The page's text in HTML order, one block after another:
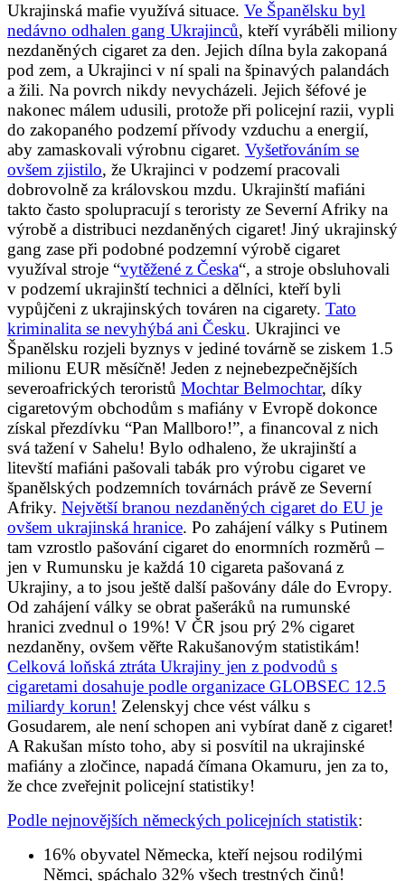
Ukrajinská mafie využívá situace. Ve Španělsku byl
nedávno odhalen gang Ukrajinců, kteří vyráběli miliony
nezdaněných cigaret za den. Jejich dílna byla zakopaná
pod zem, a Ukrajinci v ní spali na špinavých palandách
a žili. Na povrch nikdy nevycházeli. Jejich šéfové je
nakonec málem udusili, protože při policejní razii, vypli
do zakopaného podzemí přívody vzduchu a energií,
aby zamaskovali výrobnu cigaret. Vyšetřováním se
ovšem zjistilo, že Ukrajinci v podzemí pracovali
dobrovolně za královskou mzdu. Ukrajinští mafiáni
takto často spolupracují s teroristy ze Severní Afriky na
výrobě a distribuci nezdaněných cigaret! Jiný ukrajinský
gang zase při podobné podzemní výrobě cigaret
využíval stroje “vytěžené z Česka“, a stroje obsluhovali
v podzemí ukrajinští technici a dělníci, kteří byli
vypůjčeni z ukrajinských továren na cigarety. Tato
kriminalita se nevyhýbá ani Česku. Ukrajinci ve
Španělsku rozjeli byznys v jediné továrně se ziskem 1.5
milionu EUR měsíčně! Jeden z nejnebezpečnějších
severoafrických teroristů Mochtar Belmochtar, díky
cigaretovým obchodům s mafiány v Evropě dokonce
získal přezdívku “Pan Mallboro!”, a financoval z nich
svá tažení v Sahelu! Bylo odhaleno, že ukrajinští a
litevští mafiáni pašovali tabák pro výrobu cigaret ve
španělských podzemních továrnách právě ze Severní
Afriky. Největší branou nezdaněných cigaret do EU je
ovšem ukrajinská hranice. Po zahájení války s Putinem
tam vzrostlo pašování cigaret do enormních rozměrů –
jen v Rumunsku je každá 10 cigareta pašovaná z
Ukrajiny, a to jsou ještě další pašovány dále do Evropy.
Od zahájení války se obrat pašeráků na rumunské
hranici zvednul o 19%! V ČR jsou prý 2% cigaret
nezdaněny, ovšem věřte Rakušanovým statistikám!
Celková loňská ztráta Ukrajiny jen z podvodů s
cigaretami dosahuje podle organizace GLOBSEC 12.5
miliardy korun! Zelenskyj chce vést válku s
Gosudarem, ale není schopen ani vybírat daně z cigaret!
A Rakušan místo toho, aby si posvítil na ukrajinské
mafiány a zločince, napadá čímana Okamuru, jen za to,
že chce zveřejnit policejní statistiky!
Podle nejnovějších německých policejních statistik:
16% obyvatel Německa, kteří nejsou rodilými
Němci, spáchalo 32% všech trestných činů!